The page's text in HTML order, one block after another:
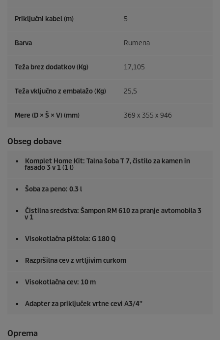
Priključni kabel (m) 5
Barva Rumena
Teža brez dodatkov (Kg) 17,105
Teža vključno z embalažo (Kg) 25,5
Mere (D × Š × V) (mm) 369 x 355 x 946
Obseg dobave
Komplet Home Kit: Talna šoba T 7, čistilo za kamen in
fasado 3 v 1 (1 l)
Šoba za peno: 0.3 l
Čistilna sredstva: Šampon RM 610 za pranje avtomobila 3
v 1
Visokotlačna pištola: G 180 Q
Razpršilna cev z vrtljivim curkom
Visokotlačna cev: 10 m
Adapter za priključek vrtne cevi A3/4''
Oprema